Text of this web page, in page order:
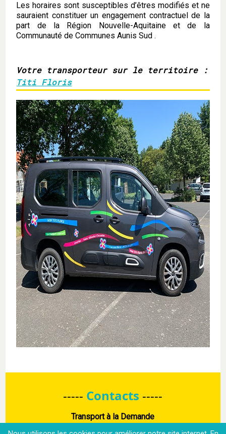
Les horaires sont susceptibles d’êtres modifiés et ne
sauraient constituer un engagement contractuel de la
part de la Région Nouvelle-Aquitaine et de la
Communauté de Communes Aunis Sud .
Votre transporteur sur le territoire :
Titi Floris
----- Contacts -----
Transport à la Demande